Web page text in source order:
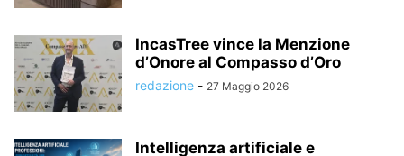
IncasTree vince la Menzione
d’Onore al Compasso d’Oro
redazione - 27 Maggio 2026
Intelligenza artificiale e